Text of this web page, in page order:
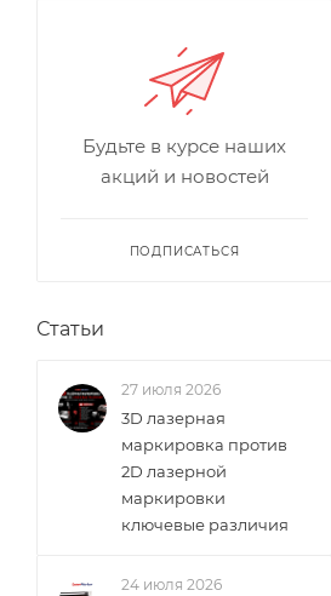
Будьте в курсе наших
акций и новостей
ПОДПИСАТЬСЯ
Статьи
27 июля 2026
3D лазерная
маркировка против
2D лазерной
маркировки
ключевые различия
24 июля 2026